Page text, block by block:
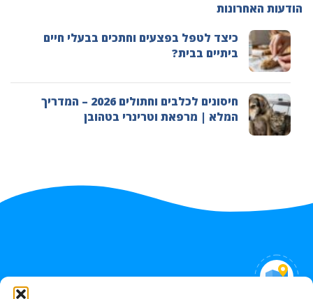
הודעות האחרונות
כיצד לטפל בפצעים וחתכים בבעלי חיים
ביתיים בבית?
חיסונים לכלבים וחתולים 2026 – המדריך
המלא | מרפאת וטרינרי בטהובן